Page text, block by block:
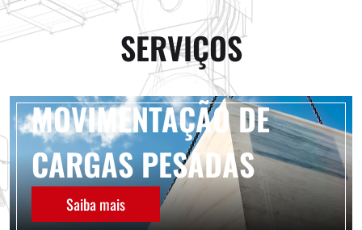
SERVIÇOS
MOVIMENTAÇÃO DE
CARGAS PESADAS
Saiba mais